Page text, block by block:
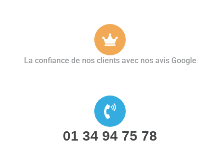
La confiance de nos clients avec nos avis Google
01 34 94 75 78